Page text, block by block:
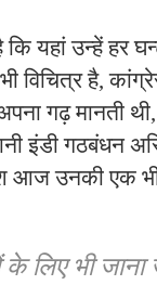
कि यहां उन्हें हर
है,
गढ़ मानती थी,
इंडी गठबंधन
आज उनकी एक भी
लिए भी जाना